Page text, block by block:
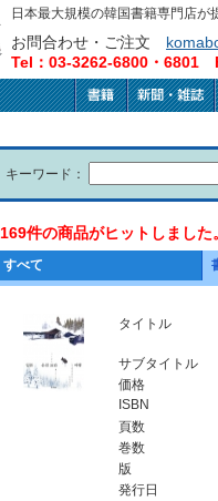
日本最大規模の韓国書籍専門店が
お問合わせ・ご注文
Tel：03-3262-6800・6801
キーワード：
169件の商品がヒットしました。
すべて
タイトル
サブタイトル
価格
ISBN
頁数
巻数
版
発行日